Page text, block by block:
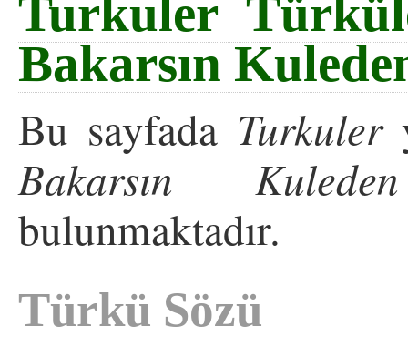
Turkuler
Bakarsın
Bu sayfada Turkuler
Bakarsın Kuleden
bulunmaktadır.
Türkü Sözü